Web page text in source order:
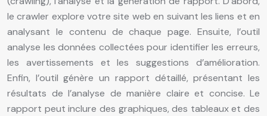
le crawler explore votre site web en suivant les liens et en
analysant le contenu de chaque page. Ensuite, l’outil
analyse les données collectées pour identifier les erreurs,
les avertissements et les suggestions d’amélioration.
Enfin, l’outil génère un rapport détaillé, présentant les
résultats de l’analyse de manière claire et concise. Le
rapport peut inclure des graphiques, des tableaux et des